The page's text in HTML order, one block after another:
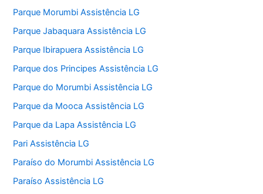
Parque Morumbi Assistência LG
Parque Jabaquara Assistência LG
Parque Ibirapuera Assistência LG
Parque dos Principes Assistência LG
Parque do Morumbi Assistência LG
Parque da Mooca Assistência LG
Parque da Lapa Assistência LG
Pari Assistência LG
Paraíso do Morumbi Assistência LG
Paraíso Assistência LG